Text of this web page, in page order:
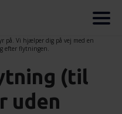
(til
uden